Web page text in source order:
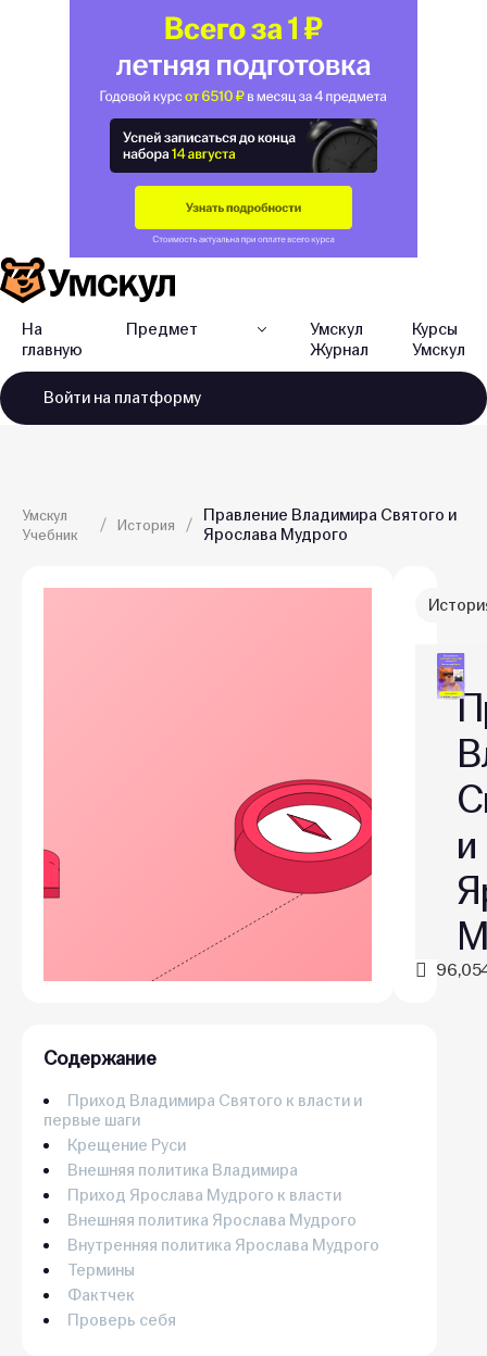
На
главную
Предмет
Умскул
Журнал
Курсы
Умскул
Войти на платформу
Умскул
Учебник
История
Правление Владимира Святого и
Ярослава Мудрого
и
Содержание
Приход Владимира Святого к власти и
первые шаги
Крещение Руси
Внешняя политика Владимира
Приход Ярослава Мудрого к власти
Внешняя политика Ярослава Мудрого
Внутренняя политика Ярослава Мудрого
Термины
Фактчек
Проверь себя